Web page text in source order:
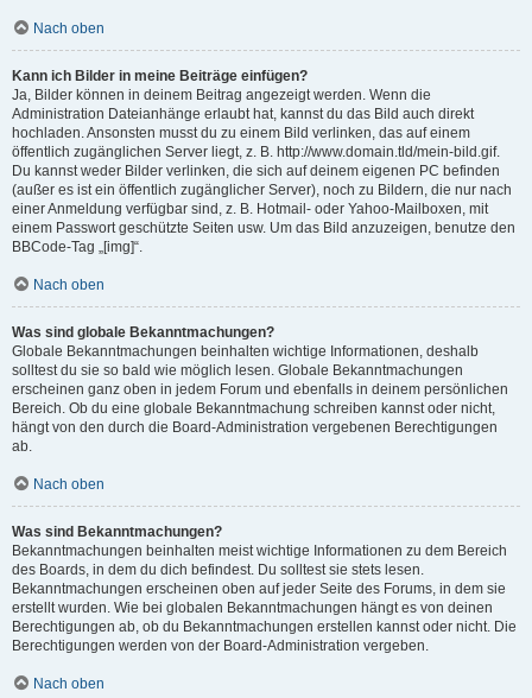
Nach oben
Kann ich Bilder in meine Beiträge einfügen?
Ja, Bilder können in deinem Beitrag angezeigt werden. Wenn die
Administration Dateianhänge erlaubt hat, kannst du das Bild auch direkt
hochladen. Ansonsten musst du zu einem Bild verlinken, das auf einem
öffentlich zugänglichen Server liegt, z. B. http://www.domain.tld/mein-bild.gif.
Du kannst weder Bilder verlinken, die sich auf deinem eigenen PC befinden
(außer es ist ein öffentlich zugänglicher Server), noch zu Bildern, die nur nach
einer Anmeldung verfügbar sind, z. B. Hotmail- oder Yahoo-Mailboxen, mit
einem Passwort geschützte Seiten usw. Um das Bild anzuzeigen, benutze den
BBCode-Tag „[img]“.
Nach oben
Was sind globale Bekanntmachungen?
Globale Bekanntmachungen beinhalten wichtige Informationen, deshalb
solltest du sie so bald wie möglich lesen. Globale Bekanntmachungen
erscheinen ganz oben in jedem Forum und ebenfalls in deinem persönlichen
Bereich. Ob du eine globale Bekanntmachung schreiben kannst oder nicht,
hängt von den durch die Board-Administration vergebenen Berechtigungen
ab.
Nach oben
Was sind Bekanntmachungen?
Bekanntmachungen beinhalten meist wichtige Informationen zu dem Bereich
des Boards, in dem du dich befindest. Du solltest sie stets lesen.
Bekanntmachungen erscheinen oben auf jeder Seite des Forums, in dem sie
erstellt wurden. Wie bei globalen Bekanntmachungen hängt es von deinen
Berechtigungen ab, ob du Bekanntmachungen erstellen kannst oder nicht. Die
Berechtigungen werden von der Board-Administration vergeben.
Nach oben